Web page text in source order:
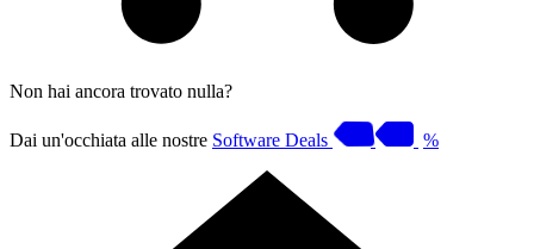
Non hai ancora trovato nulla?
Dai un'occhiata alle nostre Software Deals %